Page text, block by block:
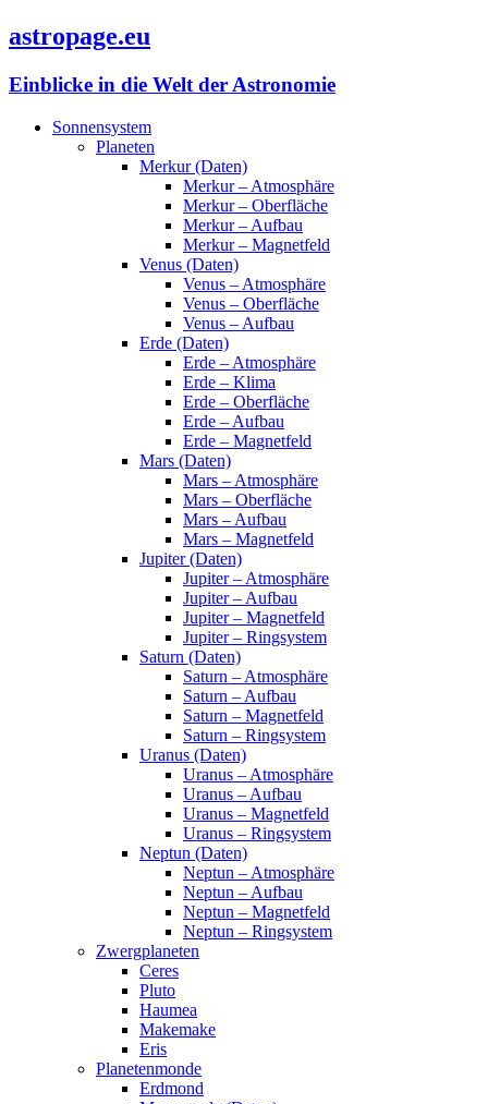
astropage.eu
Einblicke in die Welt der Astronomie
Sonnensystem
Planeten
Merkur (Daten)
Merkur – Atmosphäre
Merkur – Oberfläche
Merkur – Aufbau
Merkur – Magnetfeld
Venus (Daten)
Venus – Atmosphäre
Venus – Oberfläche
Venus – Aufbau
Erde (Daten)
Erde – Atmosphäre
Erde – Klima
Erde – Oberfläche
Erde – Aufbau
Erde – Magnetfeld
Mars (Daten)
Mars – Atmosphäre
Mars – Oberfläche
Mars – Aufbau
Mars – Magnetfeld
Jupiter (Daten)
Jupiter – Atmosphäre
Jupiter – Aufbau
Jupiter – Magnetfeld
Jupiter – Ringsystem
Saturn (Daten)
Saturn – Atmosphäre
Saturn – Aufbau
Saturn – Magnetfeld
Saturn – Ringsystem
Uranus (Daten)
Uranus – Atmosphäre
Uranus – Aufbau
Uranus – Magnetfeld
Uranus – Ringsystem
Neptun (Daten)
Neptun – Atmosphäre
Neptun – Aufbau
Neptun – Magnetfeld
Neptun – Ringsystem
Zwergplaneten
Ceres
Pluto
Haumea
Makemake
Eris
Planetenmonde
Erdmond